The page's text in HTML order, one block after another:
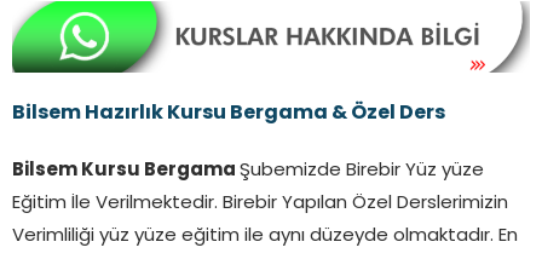
Bilsem Hazırlık Kursu Bergama & Özel Ders
Bilsem Kursu Bergama Şubemizde Birebir Yüz yüze
Eğitim İle Verilmektedir. Birebir Yapılan Özel Derslerimizin
Verimliliği yüz yüze eğitim ile aynı düzeyde olmaktadır. En